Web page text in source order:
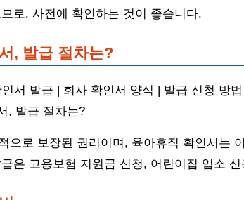
로, 사전에 확인하는 것이 좋습니다.
, 발급 절차는?
서 발급 | 회사 확인서 양식 | 발급 신청 방법
, 발급 절차는?
으로 보장된 권리이며, 육아휴직 확인서는
은 고용보험 지원금 신청, 어린이집 입소